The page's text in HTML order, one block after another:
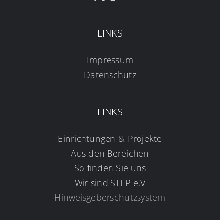
LINKS
Impressum
Datenschutz
LINKS
Einrichtungen & Projekte
Aus den Bereichen
So finden Sie uns
Wir sind STEP e.V
Hinweisgeberschutzsystem